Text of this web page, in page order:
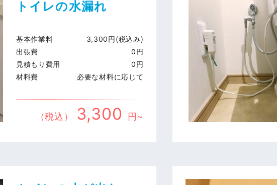
トイレの水漏れ
基本作業料
3,300円(税込み)
出張費
0円
見積もり費用
0円
材料費
必要な材料に応じて
（税込） 3,300 円~